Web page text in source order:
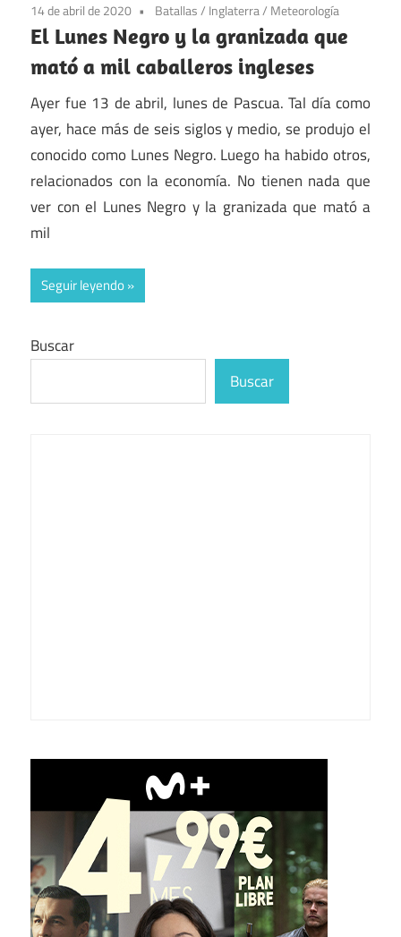
14 de abril de 2020 Batallas/ Inglaterra/ Meteorología
El Lunes Negro y la granizada que
mató a mil caballeros ingleses
Ayer fue 13 de abril, lunes de Pascua. Tal día como
ayer, hace más de seis siglos y medio, se produjo el
conocido como Lunes Negro. Luego ha habido otros,
relacionados con la economía. No tienen nada que
ver con el Lunes Negro y la granizada que mató a
mil
Seguir leyendo
Buscar
Buscar